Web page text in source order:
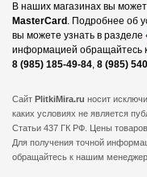
В наших магазинах вы
MasterCard . Подробнее об
вы можете узнать в разделе
информацией обращайтесь
8 (985) 185-49-84, 8 (985)
Сайт PlitkiMira.ru носит
каких условиях не является
Статьи 437 ГК РФ. Цены
Для получения точной
обращайтесь к нашим